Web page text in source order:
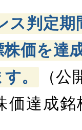
ス判定
価を達
。
（
価達成